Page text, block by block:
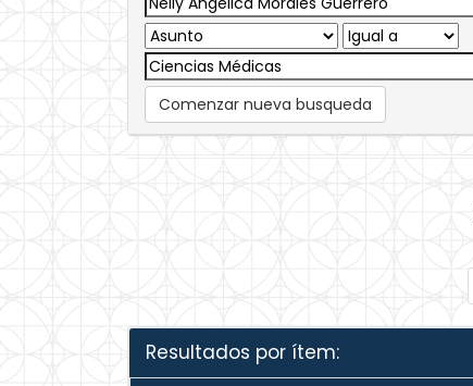
Comenzar nueva busqueda
Resultados por ítem: